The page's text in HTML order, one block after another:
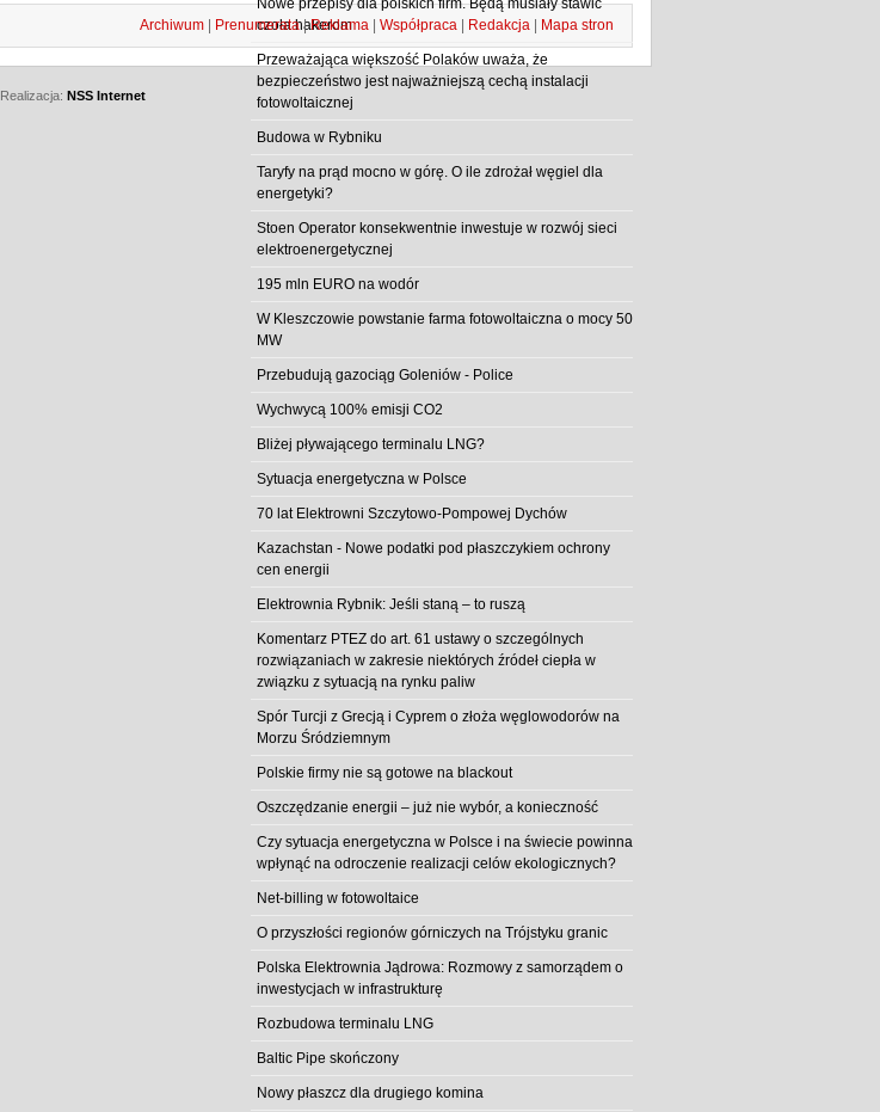
Nowe przepisy dla polskich firm. Będą musiały stawić
czoła hakerom
Przeważająca większość Polaków uważa, że
bezpieczeństwo jest najważniejszą cechą instalacji
fotowoltaicznej
Budowa w Rybniku
Taryfy na prąd mocno w górę. O ile zdrożał węgiel dla
energetyki?
Stoen Operator konsekwentnie inwestuje w rozwój sieci
elektroenergetycznej
195 mln EURO na wodór
W Kleszczowie powstanie farma fotowoltaiczna o mocy 50
MW
Przebudują gazociąg Goleniów - Police
Wychwycą 100% emisji CO2
Bliżej pływającego terminalu LNG?
Sytuacja energetyczna w Polsce
70 lat Elektrowni Szczytowo-Pompowej Dychów
Kazachstan - Nowe podatki pod płaszczykiem ochrony
cen energii
Elektrownia Rybnik: Jeśli staną – to ruszą
Komentarz PTEZ do art. 61 ustawy o szczególnych
rozwiązaniach w zakresie niektórych źródeł ciepła w
związku z sytuacją na rynku paliw
Spór Turcji z Grecją i Cyprem o złoża węglowodorów na
Morzu Śródziemnym
Polskie firmy nie są gotowe na blackout
Oszczędzanie energii – już nie wybór, a konieczność
Czy sytuacja energetyczna w Polsce i na świecie powinna
wpłynąć na odroczenie realizacji celów ekologicznych?
Net-billing w fotowoltaice
O przyszłości regionów górniczych na Trójstyku granic
Polska Elektrownia Jądrowa: Rozmowy z samorządem o
inwestycjach w infrastrukturę
Rozbudowa terminalu LNG
Baltic Pipe skończony
Nowy płaszcz dla drugiego komina
Archiwum | Prenumerata|Reklama | Współpraca | Redakcja | Mapa stron
Realizacja: NSS Internet